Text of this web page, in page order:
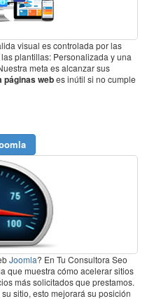
visual es controlada por las
plantillas: Personalizada y una
meta es alcanzar sus
páginas webes inútil si no cumple
Joomla? En Tu Consultora Seo
que muestra cómo acelerar sitios
más solicitados que prestamos.
sitio, esto mejorará su posición